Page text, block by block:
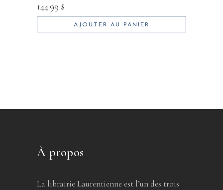
144.99 $
AJOUTER AU PANIER
À propos
La librairie Laurentienne est l’un des trois